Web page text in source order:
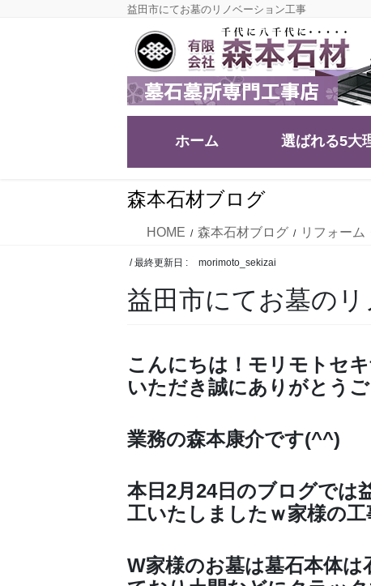
益田市にてお墓のリノベーション工事
ホーム 選ばれる5大
森本石材ブログ
HOME 森本石材ブログ リフォーム
/ 最終更新日 : morimoto_sekizai
益田市にてお墓の
こんにちは！モリモトセ
いただき誠にありがとうご
業務の森本康介です(^^)
本日2月24日のブログでは
工いたしましたｗ家様の
W家様のお墓は墓石本体